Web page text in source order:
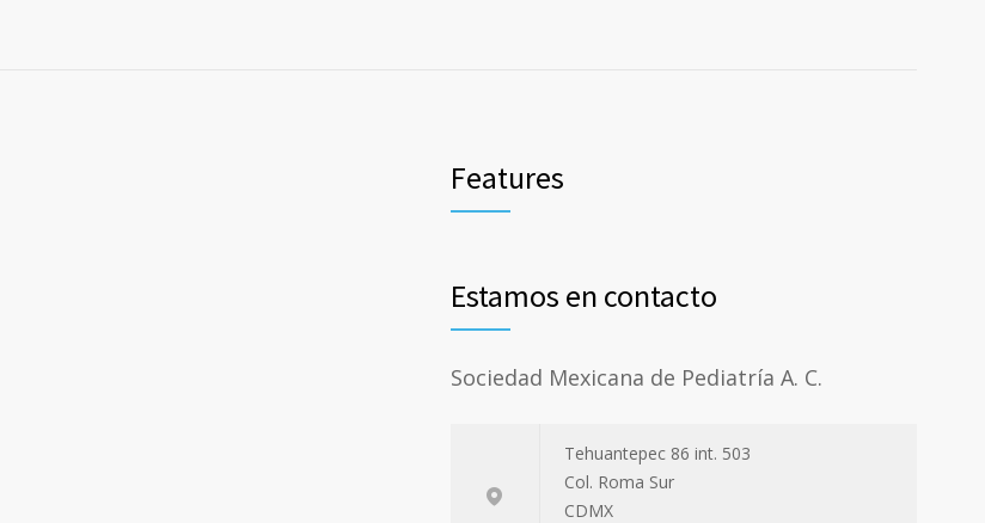
Features
Estamos en contacto
Sociedad Mexicana de Pediatría A. C.
Tehuantepec 86 int. 503
Col. Roma Sur
CDMX